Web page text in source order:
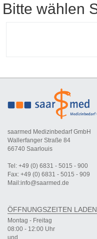
Bitte wählen
saarmed Medizinbedarf GmbH
Wallerfanger Straße 84
66740 Saarlouis
Tel: +49 (0) 6831 - 5015 - 900
Fax: +49 (0) 6831 - 5015 - 909
Mail:info@saarmed.de
ÖFFNUNGSZEITEN
Montag - Freitag
08:00 - 12:00 Uhr
und